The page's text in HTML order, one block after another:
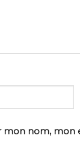
mon nom, mon